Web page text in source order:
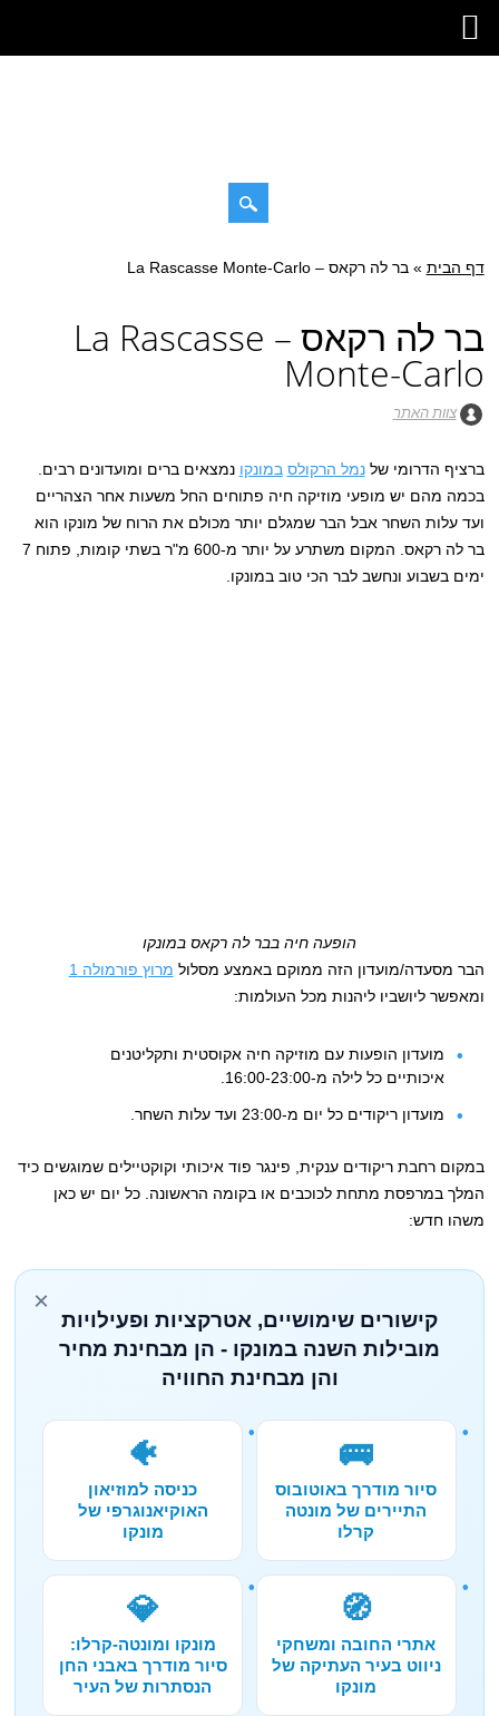
תפריט ראשי
דילוג
דף הבית »בר לה רקאס – La Rascasse Monte-Carlo
בר לה רקאס – La Rascasse
Monte-Carlo
צוות האתר
ברציף הדרומי שלנמל הרקולס במונקו נמצאים ברים ומועדונים רבים.
בכמה מהם יש מופעי מוזיקה חיה פתוחים החל משעות אחר הצהריים
ועד עלות השחר אבל הבר שמגלם יותר מכולם את הרוח של מונקו הוא
בר לה רקאס. המקום משתרע על יותר מ-600 מ"ר בשתי קומות, פתוח 7
ימים בשבוע ונחשב לבר הכי טוב במונקו.
הופעה חיה בבר לה רקאס במונקו
הבר מסעדה/מועדון הזה ממוקם באמצע מסלול מרוץ פורמולה 1
ומאפשר ליושביו ליהנות מכל העולמות:
מועדון הופעות עם מוזיקה חיה אקוסטית ותקליטנים
איכותיים כל לילה מ-16:00-23:00.
מועדון ריקודים כל יום מ-23:00 ועד עלות השחר.
במקום רחבת ריקודים ענקית, פינגר פוד איכותי וקוקטיילים שמוגשים כיד
המלך במרפסת מתחת לכוכבים או בקומה הראשונה. כל יום יש כאן
משהו חדש:
×
קישורים שימושיים, אטרקציות ופעילויות
מובילות השנה במונקו - הן מבחינת מחיר
והן מבחינת החוויה
🚌
סיור מודרך באוטובוס
התיירים של מונטה
קרלו
🐠
כניסה למוזיאון
האוקיאנוגרפי של
מונקו
🧭
אתרי החובה ומשחקי
ניווט בעיר העתיקה של
מונקו
💎
מונקו ומונטה-קרלו:
סיור מודרך באבני החן
הנסתרות של העיר